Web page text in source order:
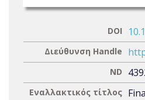
DOI
Διεύθυνση Handle
ND
Εναλλακτικός τίτλος